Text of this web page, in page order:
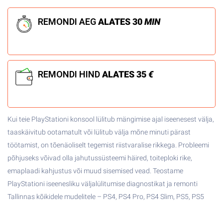
REMONDI AEGALATES30MIN
REMONDI HINDALATES 35€
Kui teie PlayStationi konsool lülitub mängimise ajal iseenesest välja,
taaskäivitub ootamatult või lülitub välja mõne minuti pärast
töötamist, on tõenäoliselt tegemist riistvaralise rikkega. Probleemi
põhjuseks võivad olla jahutussüsteemi häired, toiteploki rike,
emaplaadi kahjustus või muud sisemised vead. Teostame
PlayStationi iseenesliku väljalülitumise diagnostikat ja remonti
Tallinnas kõikidele mudelitele – PS4, PS4 Pro, PS4 Slim, PS5, PS5